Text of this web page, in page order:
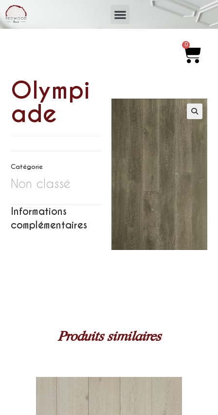
0
Olympi
ade
Catégorie
Non classé
Informations
complémentaires
Produits similaires